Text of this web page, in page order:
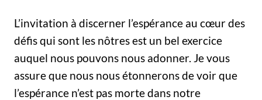
L’invitation à discerner l’espérance au cœur des
défis qui sont les nôtres est un bel exercice
auquel nous pouvons nous adonner. Je vous
assure que nous nous étonnerons de voir que
l’espérance n’est pas morte dans notre